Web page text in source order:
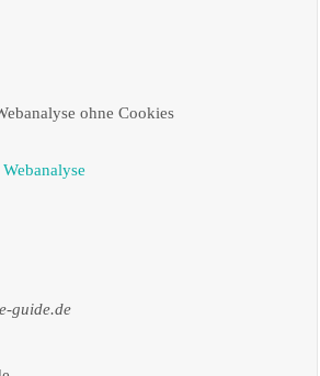
ohne Cookies
guide.de